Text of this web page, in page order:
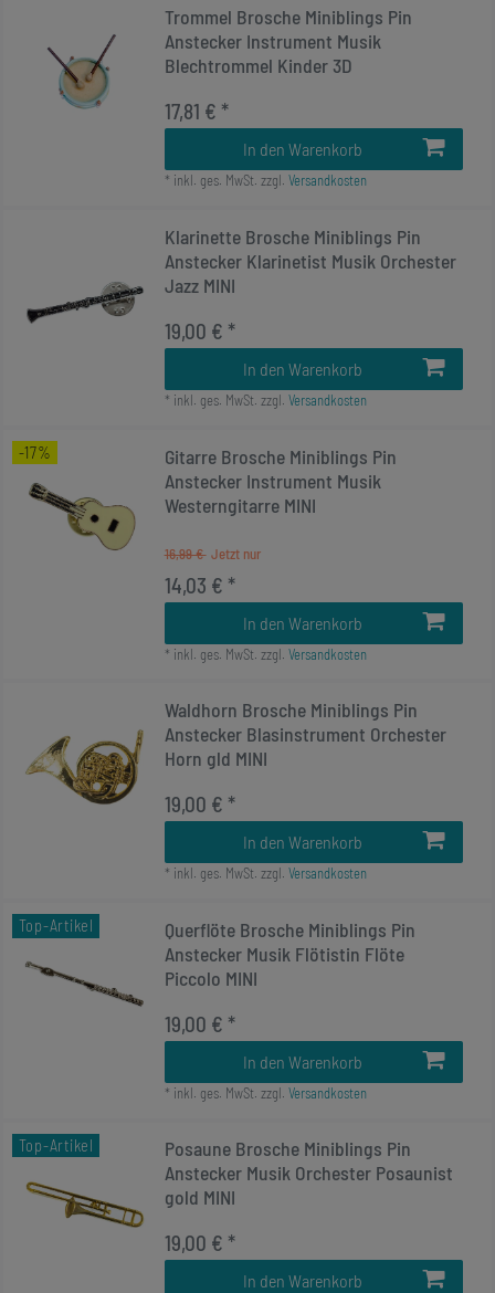
Trommel Brosche Miniblings Pin
Anstecker Instrument Musik
Blechtrommel Kinder 3D
17,81 € *
In den Warenkorb
* inkl. ges. MwSt. zzgl. Versandkosten
Klarinette Brosche Miniblings Pin
Anstecker Klarinetist Musik Orchester
Jazz MINI
19,00 € *
In den Warenkorb
* inkl. ges. MwSt. zzgl. Versandkosten
-17%
Gitarre Brosche Miniblings Pin
Anstecker Instrument Musik
Westerngitarre MINI
16,99 €
14,03 € *
In den Warenkorb
* inkl. ges. MwSt. zzgl. Versandkosten
Waldhorn Brosche Miniblings Pin
Anstecker Blasinstrument Orchester
Horn gld MINI
19,00 € *
In den Warenkorb
* inkl. ges. MwSt. zzgl. Versandkosten
Top-Artikel
Querflöte Brosche Miniblings Pin
Anstecker Musik Flötistin Flöte
Piccolo MINI
19,00 € *
In den Warenkorb
* inkl. ges. MwSt. zzgl. Versandkosten
Top-Artikel
Posaune Brosche Miniblings Pin
Anstecker Musik Orchester Posaunist
gold MINI
19,00 € *
In den Warenkorb